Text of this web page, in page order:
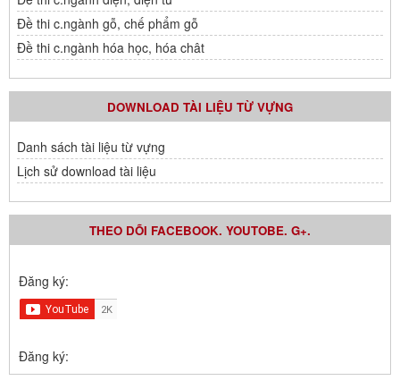
Đề thi c.ngành gỗ, chế phẩm gỗ
Đề thi c.ngành hóa học, hóa chât
DOWNLOAD TÀI LIỆU TỪ VỰNG
Danh sách tài liệu từ vựng
Lịch sử download tài liệu
THEO DÕI FACEBOOK. YOUTOBE. G+.
Đăng ký:
Đăng ký: